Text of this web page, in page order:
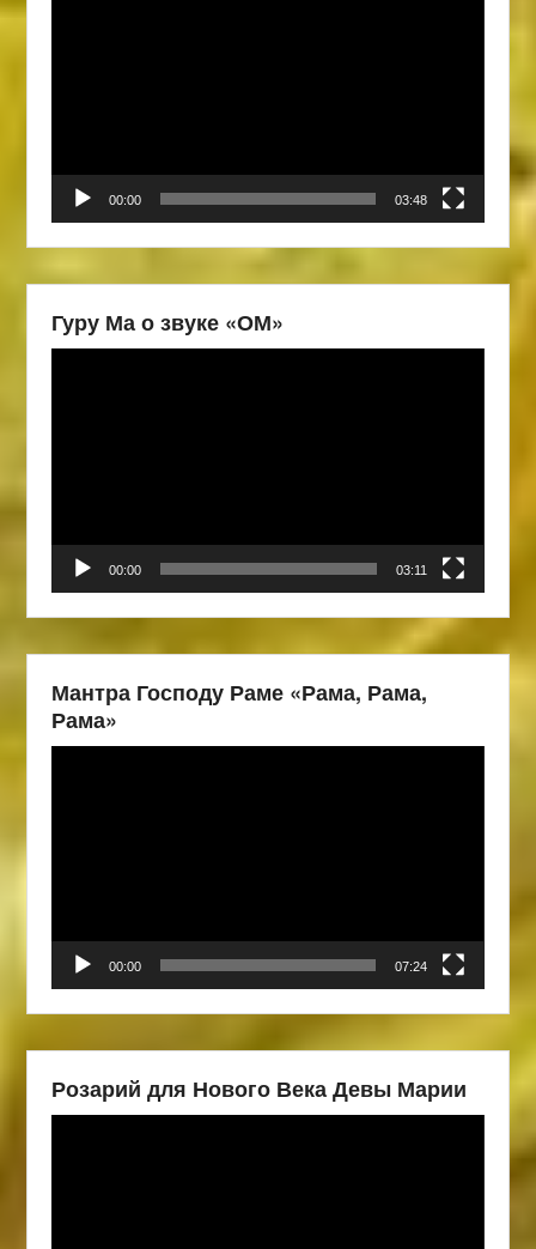
00:00 03:48
Гуру Ма о звуке «ОМ»
00:00 03:11
Мантра Господу Раме «Рама, Рама,
Рама»
00:00 07:24
Розарий для Нового Века Девы Марии